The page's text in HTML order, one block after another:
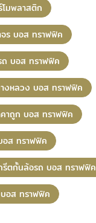
โมพลาสติก
ร บอส ทราฟฟิค
ถ บอส ทราฟฟิค
งหลวง บอส ทราฟฟิค
าถูก บอส ทราฟฟิค
อส ทราฟฟิค
ตกั้นล้อรถ บอส ทราฟฟิค
อส ทราฟฟิค